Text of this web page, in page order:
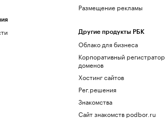
Размещение рекламы
Другие продукты РБК
Облако для бизнеса
Корпоративный регистратор
доменов
Хостинг сайтов
Рег.решения
Знакомства
Сайт знакомств podbor.ru